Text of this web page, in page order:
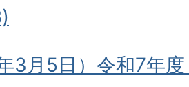
3月5日）令和7年